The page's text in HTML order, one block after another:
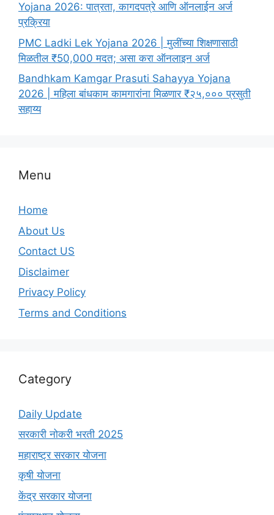
Yojana 2026: पात्रता, कागदपत्रे आणि ऑनलाईन अर्ज
प्रक्रिया
PMC Ladki Lek Yojana 2026 | मुलींच्या शिक्षणासाठी
मिळतील ₹50,000 मदत; असा करा ऑनलाइन अर्ज
Bandhkam Kamgar Prasuti Sahayya Yojana
2026 | महिला बांधकाम कामगारांना मिळणार ₹२५,००० प्रसुती
सहाय्य
Menu
Home
About Us
Contact US
Disclaimer
Privacy Policy
Terms and Conditions
Category
Daily Update
सरकारी नोकरी भरती 2025
महाराष्ट्र सरकार योजना
कृषी योजना
केंद्र सरकार योजना